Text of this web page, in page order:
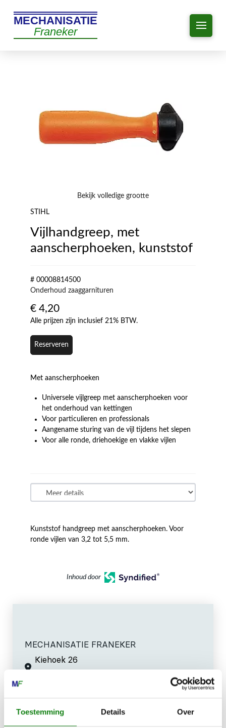
Toestemming Details Over
MECHANISATIE
Franeker
Bekijk volledige grootte
STIHL
Vijlhandgreep, met
aanscherphoeken, kunststof
# 00008814500
Onderhoud zaaggarnituren
€ 4,20
Alle prijzen zijn inclusief 21% BTW.
Reserveren
Met aanscherphoeken
Universele vijlgreep met aanscherphoeken voor
het onderhoud van kettingen
Voor particulieren en professionals
Aangename sturing van de vijl tijdens het slepen
Voor alle ronde, driehoekige en vlakke vijlen
Kunststof handgreep met aanscherphoeken. Voor
ronde vijlen van 3,2 tot 5,5 mm.
Inhoud door
MECHANISATIE FRANEKER
Kiehoek 26
info@mechanisatiefraneker.nl